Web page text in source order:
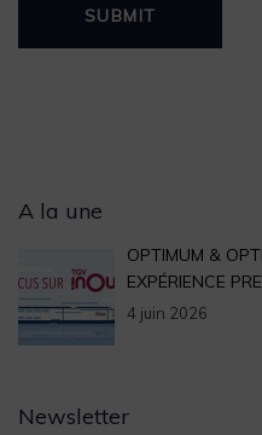
A la une
OPTIMUM &
EXPÉRIENCE
4 juin 2026
Newsletter
Archives